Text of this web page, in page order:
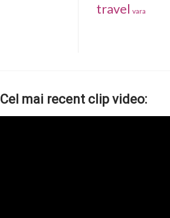
travel vara
Cel mai recent clip video: